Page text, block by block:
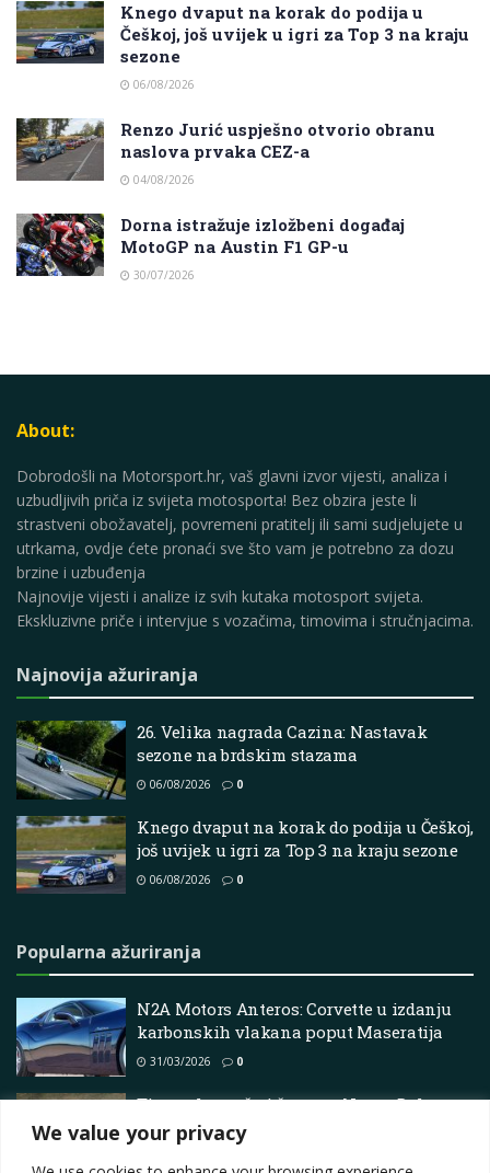
We value your privacy
Knego dvaput na korak do podija u
Češkoj, još uvijek u igri za Top 3 na kraju
sezone
06/08/2026
Renzo Jurić uspješno otvorio obranu
naslova prvaka CEZ-a
04/08/2026
Dorna istražuje izložbeni događaj
MotoGP na Austin F1 GP-u
30/07/2026
About:
Dobrodošli na Motorsport.hr, vaš glavni izvor vijesti, analiza i
uzbudljivih priča iz svijeta motosporta! Bez obzira jeste li
strastveni obožavatelj, povremeni pratitelj ili sami sudjelujete u
utrkama, ovdje ćete pronaći sve što vam je potrebno za dozu
brzine i uzbuđenja
Najnovije vijesti i analize iz svih kutaka motosport svijeta.
Ekskluzivne priče i intervjue s vozačima, timovima i stručnjacima.
Najnovija ažuriranja
26. Velika nagrada Cazina: Nastavak
sezone na brdskim stazama
06/08/2026 0
Knego dvaput na korak do podija u Češkoj,
još uvijek u igri za Top 3 na kraju sezone
06/08/2026 0
Popularna ažuriranja
N2A Motors Anteros: Corvette u izdanju
karbonskih vlakana poput Maseratija
31/03/2026 0
Tim utrke muža i žene na Nosso Dakar
Rally u Sidecaru – Adv Pulse